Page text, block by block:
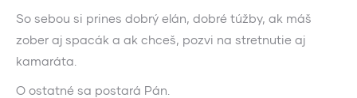
So sebou si prines dobrý elán, dobré túžby, ak máš
zober aj spacák a ak chceš, pozvi na stretnutie aj
kamaráta.
O ostatné sa postará Pán.